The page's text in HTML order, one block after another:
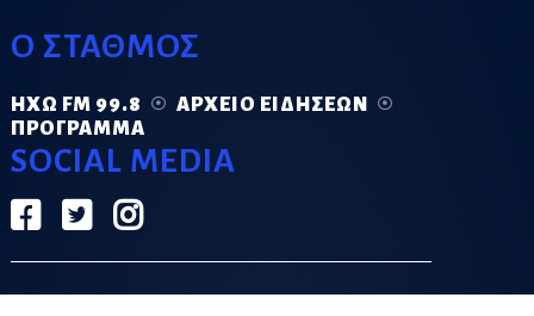
Ο ΣΤΑΘΜΟΣ
ΗΧΏ FM 99.8
ΑΡΧΕΊΟ ΕΙΔΉΣΕΩΝ
ΠΡΌΓΡΑΜΜΑ
SOCIAL MEDIA